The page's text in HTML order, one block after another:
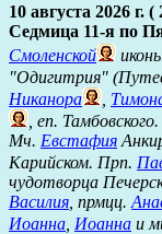
10 августа 2026 г.
Седмица 11-я по
Смоленской
"Одигитрия"
Никанора
, еп. Тамбовского.
Мч. Евстафия
Карийском. Прп.
чудотворца
Василия , прмцц.
Иоанна Иоанна и